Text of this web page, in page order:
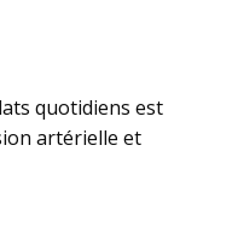
quotidiens est
artérielle et